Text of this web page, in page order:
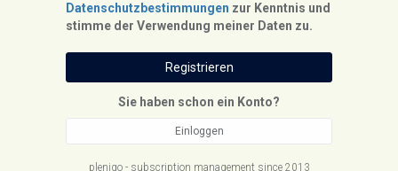
Datenschutzbestimmungen zur Kenntnis und
stimme der Verwendung meiner Daten zu.
Registrieren
Sie haben schon ein Konto?
Einloggen
plenigo - subscription management since 2013